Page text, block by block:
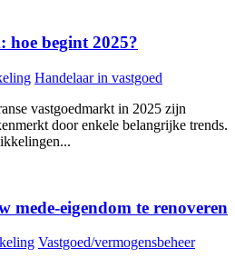
begint 2025?
Handelaar in vastgoed
vastgoedmarkt in 2025 zijn
door enkele belangrijke trends.
mede-eigendom te renoveren
Vastgoed/vermogensbeheer